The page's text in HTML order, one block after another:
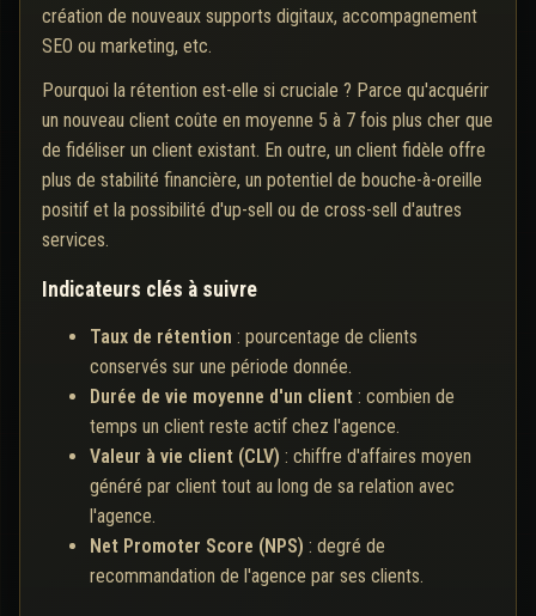
création de nouveaux supports digitaux, accompagnement
SEO ou marketing, etc.
Pourquoi la rétention est-elle si cruciale ? Parce qu'acquérir
un nouveau client coûte en moyenne 5 à 7 fois plus cher que
de fidéliser un client existant. En outre, un client fidèle offre
plus de stabilité financière, un potentiel de bouche-à-oreille
positif et la possibilité d'up-sell ou de cross-sell d'autres
services.
Indicateurs clés à suivre
Taux de rétention : pourcentage de clients
conservés sur une période donnée.
Durée de vie moyenne d'un client : combien de
temps un client reste actif chez l'agence.
Valeur à vie client (CLV) : chiffre d'affaires moyen
généré par client tout au long de sa relation avec
l'agence.
Net Promoter Score (NPS) : degré de
recommandation de l'agence par ses clients.